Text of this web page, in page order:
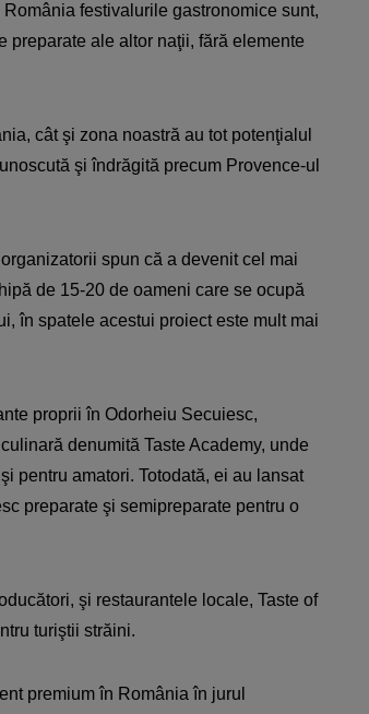
festivalurile gastronomice sunt,
preparate ale altor naţii, fără elemente
cât şi zona noastră au tot potenţialul
şi îndrăgită precum Provence-ul
spun că a devenit cel mai
de 15-20 de oameni care se ocupă
în spatele acestui proiect este mult mai
proprii în Odorheiu Secuiesc,
denumită Taste Academy, unde
pentru amatori. Totodată, ei au lansat
preparate şi semipreparate pentru o
şi restaurantele locale, Taste of
turiştii străini.
premium în România în jurul